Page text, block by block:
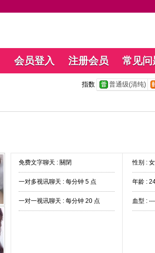
会员登入 注册会员 常见问
指数 普通级(清纯)
免费文字聊天 : 關閉
一对多视讯聊天 : 每分钟 5 点
一对一视讯聊天 : 每分钟 20 点
性别 :
年龄 :
血型 :